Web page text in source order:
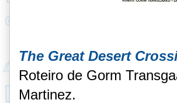
The Great Desert
Roteiro de Gorm
Martinez.